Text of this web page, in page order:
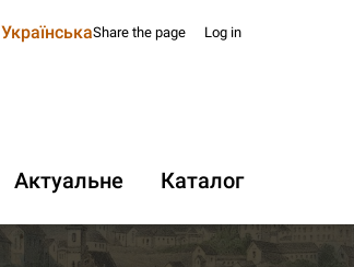
УкраїнськаShare the page Log in
Актуальне Каталог